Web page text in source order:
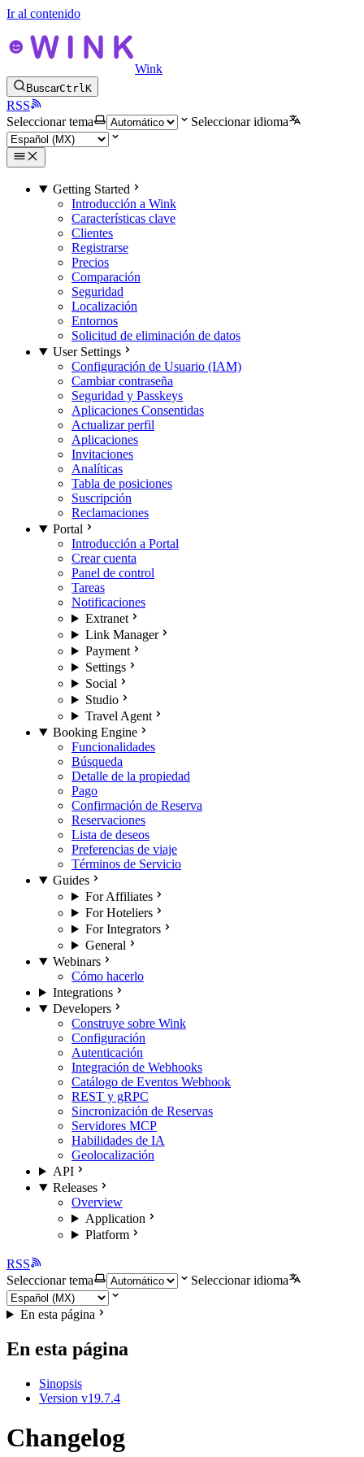
Ir al contenido
Wink
BuscarCtrlK
RSS
Seleccionar tema
Seleccionar idioma
Getting Started
Introducción a Wink
Características clave
Clientes
Registrarse
Precios
Comparación
Seguridad
Localización
Entornos
Solicitud de eliminación de datos
User Settings
Configuración de Usuario (IAM)
Cambiar contraseña
Seguridad y Passkeys
Aplicaciones Consentidas
Actualizar perfil
Aplicaciones
Invitaciones
Analíticas
Tabla de posiciones
Suscripción
Reclamaciones
Portal
Introducción a Portal
Crear cuenta
Panel de control
Tareas
Notificaciones
Extranet
Link Manager
Payment
Settings
Social
Studio
Travel Agent
Booking Engine
Funcionalidades
Búsqueda
Detalle de la propiedad
Pago
Confirmación de Reserva
Reservaciones
Lista de deseos
Preferencias de viaje
Términos de Servicio
Guides
For Affiliates
For Hoteliers
For Integrators
General
Webinars
Cómo hacerlo
Integrations
Developers
Construye sobre Wink
Configuración
Autenticación
Integración de Webhooks
Catálogo de Eventos Webhook
REST y gRPC
Sincronización de Reservas
Servidores MCP
Habilidades de IA
Geolocalización
API
Releases
Overview
Application
Platform
RSS
Seleccionar tema
Seleccionar idioma
En esta página
En esta página
Sinopsis
Version v19.7.4
Changelog